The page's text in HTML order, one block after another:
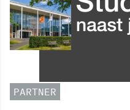
Grip op
PARTNER